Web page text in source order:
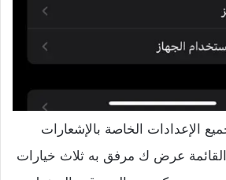
الإعدادات الخاصة بالإشعارات
عرض ك مرفق به ثلاث خيارات